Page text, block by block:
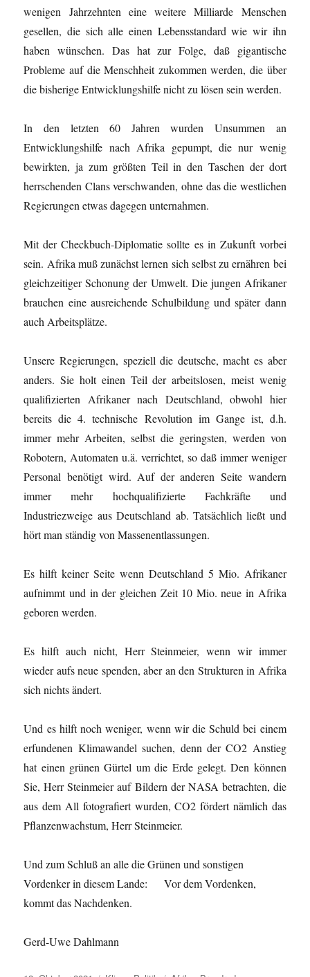
wenigen Jahrzehnten eine weitere Milliarde Menschen
gesellen, die sich alle einen Lebensstandard wie wir ihn
haben wünschen. Das hat zur Folge, daß gigantische
Probleme auf die Menschheit zukommen werden, die über
die bisherige Entwicklungshilfe nicht zu lösen sein werden.
In den letzten 60 Jahren wurden Unsummen an
Entwicklungshilfe nach Afrika gepumpt, die nur wenig
bewirkten, ja zum größten Teil in den Taschen der dort
herrschenden Clans verschwanden, ohne das die westlichen
Regierungen etwas dagegen unternahmen.
Mit der Checkbuch-Diplomatie sollte es in Zukunft vorbei
sein. Afrika muß zunächst lernen sich selbst zu ernähren bei
gleichzeitiger Schonung der Umwelt. Die jungen Afrikaner
brauchen eine ausreichende Schulbildung und später dann
auch Arbeitsplätze.
Unsere Regierungen, speziell die deutsche, macht es aber
anders. Sie holt einen Teil der arbeitslosen, meist wenig
qualifizierten Afrikaner nach Deutschland, obwohl hier
bereits die 4. technische Revolution im Gange ist, d.h.
immer mehr Arbeiten, selbst die geringsten, werden von
Robotern, Automaten u.ä. verrichtet, so daß immer weniger
Personal benötigt wird. Auf der anderen Seite wandern
immer mehr hochqualifizierte Fachkräfte und
Industriezweige aus Deutschland ab. Tatsächlich ließt und
hört man ständig von Massenentlassungen.
Es hilft keiner Seite wenn Deutschland 5 Mio. Afrikaner
aufnimmt und in der gleichen Zeit 10 Mio. neue in Afrika
geboren werden.
Es hilft auch nicht, Herr Steinmeier, wenn wir immer
wieder aufs neue spenden, aber an den Strukturen in Afrika
sich nichts ändert.
Und es hilft noch weniger, wenn wir die Schuld bei einem
erfundenen Klimawandel suchen, denn der CO2 Anstieg
hat einen grünen Gürtel um die Erde gelegt. Den können
Sie, Herr Steinmeier auf Bildern der NASA betrachten, die
aus dem All fotografiert wurden, CO2 fördert nämlich das
Pflanzenwachstum, Herr Steinmeier.
Und zum Schluß an alle die Grünen und sonstigen
Vordenker in diesem Lande: Vor dem Vordenken,
kommt das Nachdenken.
Gerd-Uwe Dahlmann